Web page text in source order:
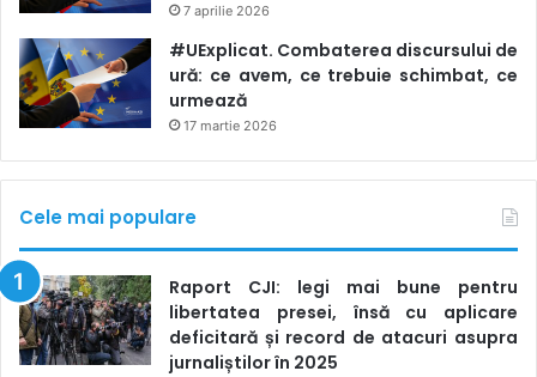
7 aprilie 2026
#UExplicat. Combaterea discursului de
ură: ce avem, ce trebuie schimbat, ce
urmează
17 martie 2026
Cele mai populare
Raport CJI: legi mai bune pentru
libertatea presei, însă cu aplicare
deficitară și record de atacuri asupra
jurnaliștilor în 2025